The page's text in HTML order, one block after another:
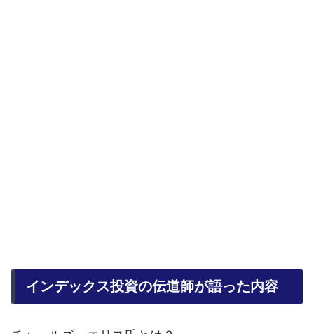
インデックス投資の伝道師が語った内容